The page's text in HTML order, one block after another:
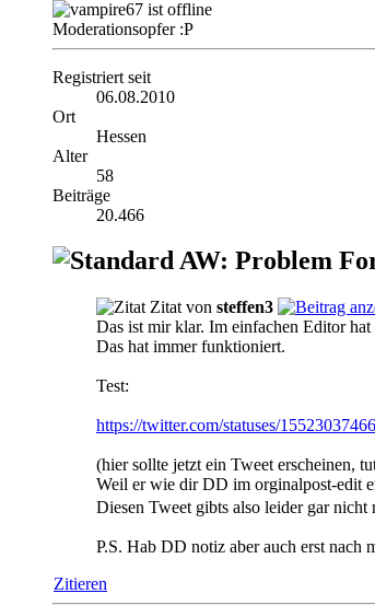
Moderationsopfer :P
Registriert seit
06.08.2010
Ort
Hessen
Alter
58
Beiträge
20.466
AW: Problem
Zitat von steffen3
Das ist mir klar. Im einfachen Editor
Das hat immer funktioniert.
Test:
https://twitter.com/statuses/
(hier sollte jetzt ein Tweet erscheinen,
Weil er wie dir DD im orginalpost-edit
Diesen Tweet gibts also leider gar
P.S. Hab DD notiz aber auch erst nach
Zitieren